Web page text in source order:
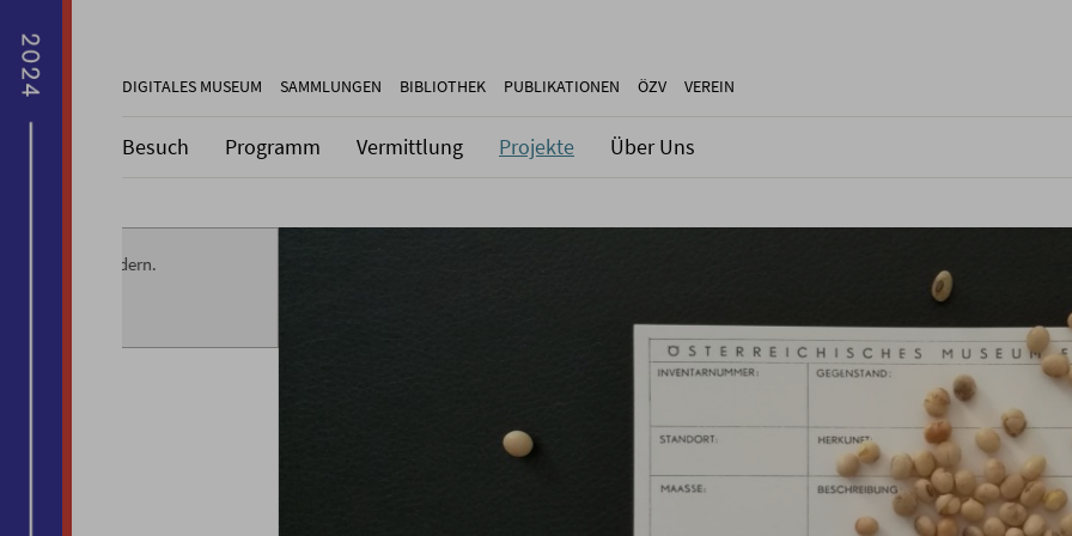
DIGITALES MUSEUM SAMMLUNGEN BIBLIOTHEK PUBLIKATIONEN ÖZV VEREIN
Besuch Programm Vermittlung Projekte Über Uns